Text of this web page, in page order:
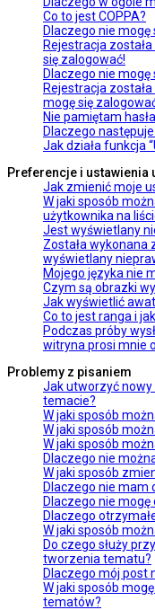
Co to jest COPPA?
Dlaczego nie
Rejestracja
się zalogować!
Dlaczego nie mogę
Rejestracja
mogę się
Nie pamiętam
Dlaczego
Jak działa funkcja
Preferencje i ustawienia
Jak zmienić moje
W jaki sposób
użytkownika na
Jest wyświetlany
Została wykonana
wyświetlany
Mojego języka nie
Czym są obrazki
Jak wyświetlić
Co to jest ranga i
Podczas próby
witryna prosi mnie
Problemy z pisaniem
Jak utworzyć nowy
temacie?
W jaki sposób
W jaki sposób
W jaki sposób
Dlaczego nie
W jaki sposób
Dlaczego nie mam
Dlaczego nie
Dlaczego
W jaki sposób
Do czego służy
tworzenia tematu?
Dlaczego mój post
W jaki sposób
tematów?